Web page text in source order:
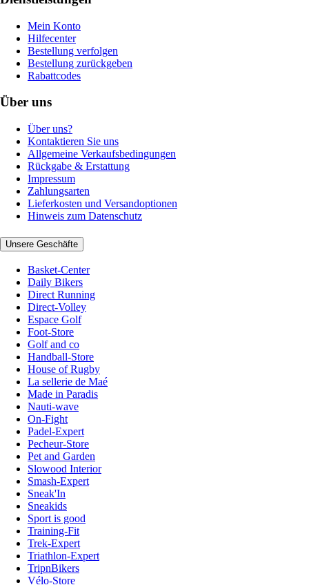
Mein Konto
Hilfecenter
Bestellung verfolgen
Bestellung zurückgeben
Rabattcodes
Über uns
Über uns?
Kontaktieren Sie uns
Allgemeine Verkaufsbedingungen
Rückgabe & Erstattung
Impressum
Zahlungsarten
Lieferkosten und Versandoptionen
Hinweis zum Datenschutz
Unsere Geschäfte
Basket-Center
Daily Bikers
Direct Running
Direct-Volley
Espace Golf
Foot-Store
Golf and co
Handball-Store
House of Rugby
La sellerie de Maé
Made in Paradis
Nauti-wave
On-Fight
Padel-Expert
Pecheur-Store
Pet and Garden
Slowood Interior
Smash-Expert
Sneak'In
Sneakids
Sport is good
Training-Fit
Trek-Expert
Triathlon-Expert
TripnBikers
Vélo-Store